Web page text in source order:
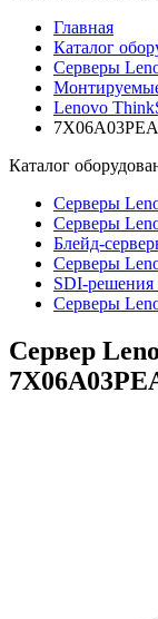
Главная
Каталог
Серверы
Lenovo
7X06A03PEA
Каталог
Серверы
Серверы
Блейд-
Cерверы
SDI-
Серверы
Сервер